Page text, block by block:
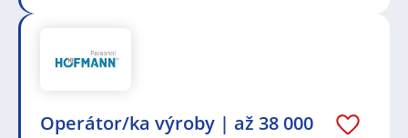
Operátor/ka výroby | až 38 000